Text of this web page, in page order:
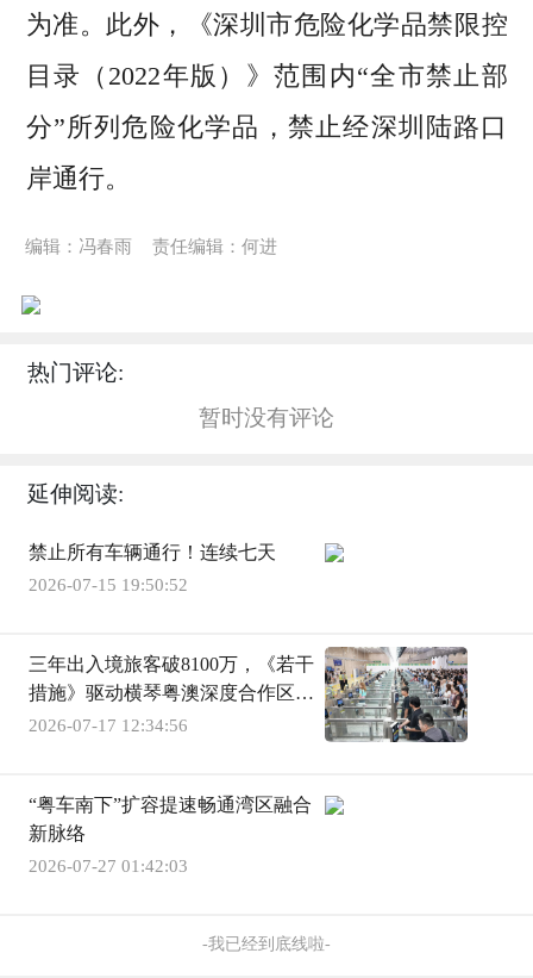
为准。此外，《深圳市危险化学品禁限控
目录（2022年版）》范围内“全市禁止部
分”所列危险化学品，禁止经深圳陆路口
岸通行。
编辑：冯春雨 责任编辑：何进
热门评论:
暂时没有评论
延伸阅读:
禁止所有车辆通行！连续七天
2026-07-15 19:50:52
三年出入境旅客破8100万，《若干
措施》驱动横琴粤澳深度合作区蝶
变
2026-07-17 12:34:56
“粤车南下”扩容提速畅通湾区融合
新脉络
2026-07-27 01:42:03
-我已经到底线啦-